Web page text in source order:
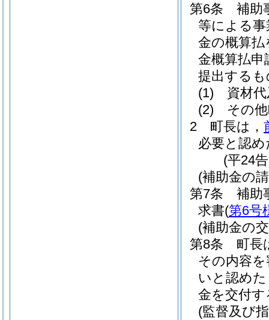
第6条
補助
等による
金の概算
金概算払申
提出する
(1)
資材
(2)
その
2
町長は，
必要と認
(平24
(補助金の
第7条
補助
求書(第6号
(補助金の
第8条
町長
その内容
いと認め
金を交付す
(監督及び